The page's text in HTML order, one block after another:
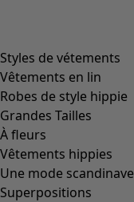
Styles de vétements
Vêtements en lin
Robes de style hippie
Grandes Tailles
À fleurs
Vêtements hippies
Une mode scandinave
Superpositions